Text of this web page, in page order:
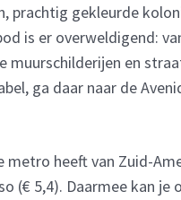
prachtig gekleurde
is er overweldigend:
en
ga daar naar de
heeft van Zuid-
(€ 5,4). Daarmee kan